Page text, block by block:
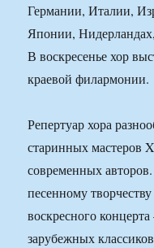
Германии, Италии,
Японии,
В воскресенье хор
краевой филармонии.
Репертуар хора
старинных мастеров
современных
песенному
воскресного
зарубежных